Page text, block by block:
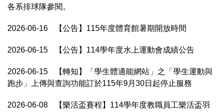
各系排球隊參閱。
2026-06-16 【公告】115年度體育館暑期開放時間
2026-06-15 【公告】114學年度水上運動會成績公告
2026-06-15
【轉知】「學生體適能網站」之「學生運動與
跑步」上傳與查詢功能訂於115年9月30日起停止服務
2026-06-08
【樂活盃賽程】114學年度教職員工樂活盃羽